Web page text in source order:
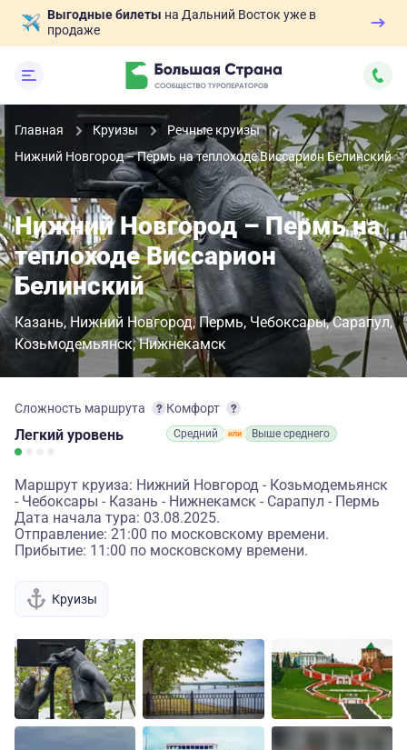
Выгодные билеты на Дальний Восток уже в
продаже
Главная Круизы
Речные круизы
Нижний Новгород – Пермь на теплоходе Виссарион Белинский
Нижний Новгород – Пермь на
теплоходе Виссарион
Белинский
Казань Нижний Новгород Пермь Чебоксары Сарапул
Козьмодемьянск Нижнекамск
Сложность маршрута
Легкий уровень
Комфорт
Средний Выше среднего
Маршрут круиза: Нижний Новгород - Козьмодемьянск
- Чебоксары - Казань - Нижнекамск - Сарапул - Пермь
Дата начала тура: 03.08.2025.
Отправление: 21:00 по московскому времени.
Прибытие: 11:00 по московскому времени.
Круизы